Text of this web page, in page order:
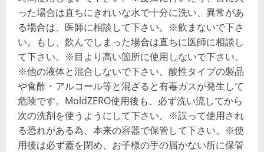
った場合は直ちにきれいな水で十分に洗い、異常があ
る場合は、医師に相談して下さい。※飲まないで下さ
い。もし、飲んでしまった場合は直ちに医師に相談し
て下さい。※目より高い箇所に使用しないで下さい。
※他の液体と混合しないで下さい。酸性タイプの製品
や食酢・アルコール等と混ざると有毒ガスが発生して
危険です。MoldZERO使用後も、必ず洗い流してから
次の洗剤を使うようにして下さい。※誤って使用され
る恐れがある為、本来の容器で保管して下さい。※使
用後は必ず蓋を閉め、お子様の手の届かない所に保管